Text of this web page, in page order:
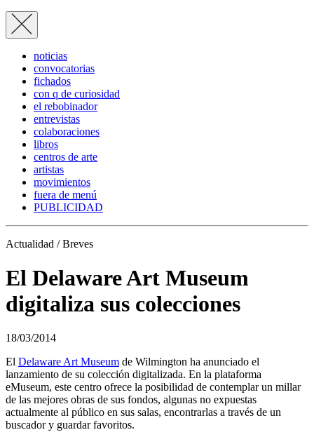
noticias
convocatorias
fichados
con q de curiosidad
el rebobinador
entrevistas
colaboraciones
libros
centros de arte
artistas
movimientos
fuera de menú
PUBLICIDAD
Actualidad / Breves
El Delaware Art Museum
digitaliza sus colecciones
18/03/2014
El Delaware Art Museum de Wilmington ha anunciado el
lanzamiento de su colección digitalizada. En la plataforma
eMuseum, este centro ofrece la posibilidad de contemplar un millar
de las mejores obras de sus fondos, algunas no expuestas
actualmente al público en sus salas, encontrarlas a través de un
buscador y guardar favoritos.